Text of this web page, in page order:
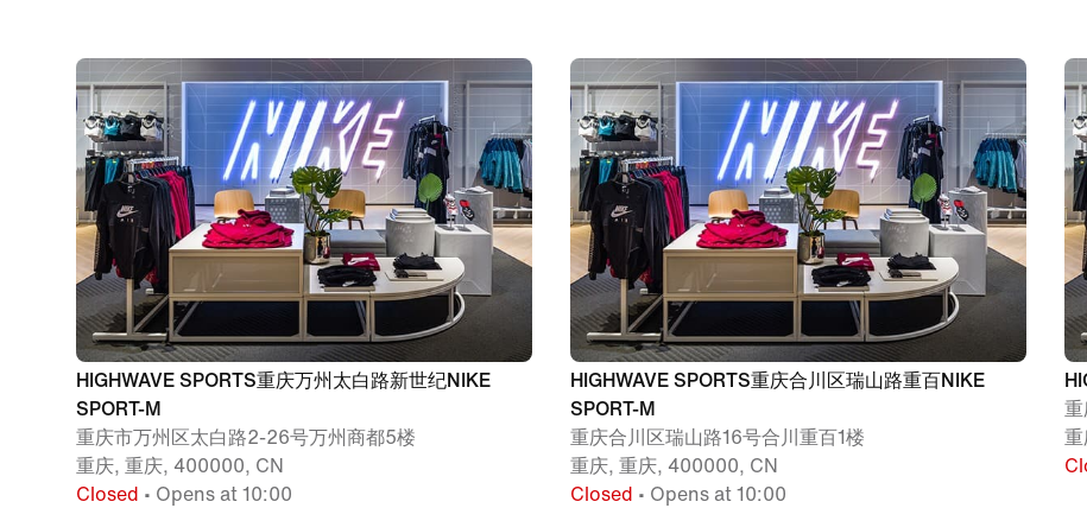
HIGHWAVE SPORTS重庆万州太白路新世纪NIKE
SPORT-M
重庆市万州区太白路2-26号万州商都5楼
重庆, 重庆, 400000, CN
Closed • Opens at 10:00
HIGHWAVE SPORTS重庆合川区瑞山路重百NIKE
SPORT-M
重庆合川区瑞山路16号合川重百1楼
重庆, 重庆, 400000, CN
Closed • Opens at 10:00
重
重